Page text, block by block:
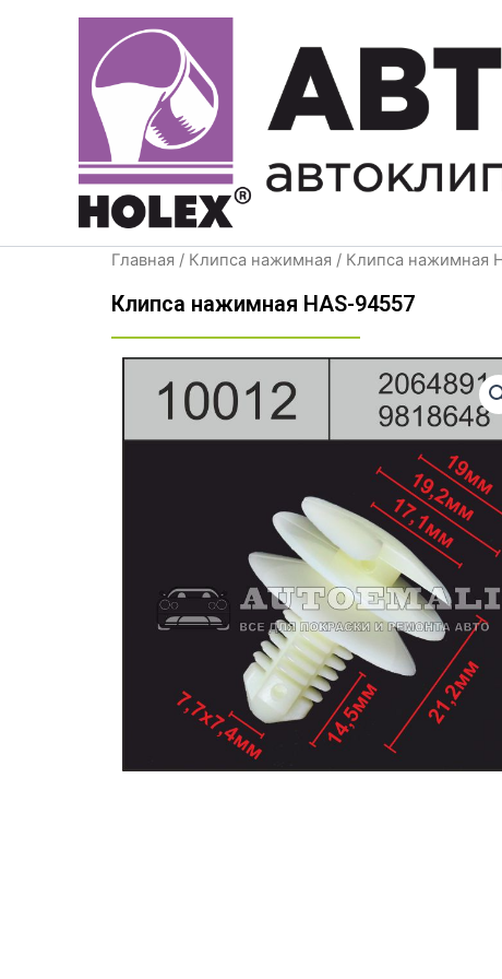
содержимому
Главная / Клипса нажимная / Клипса нажимная
Клипса нажимная HAS-94557